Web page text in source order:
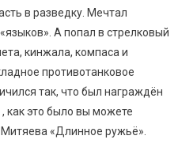
в разведку. Мечтал
А попал в стрелковый
кинжала, компаса и
противотанковое
так, что был награждён
как это было вы можете
«Длинное ружьё».